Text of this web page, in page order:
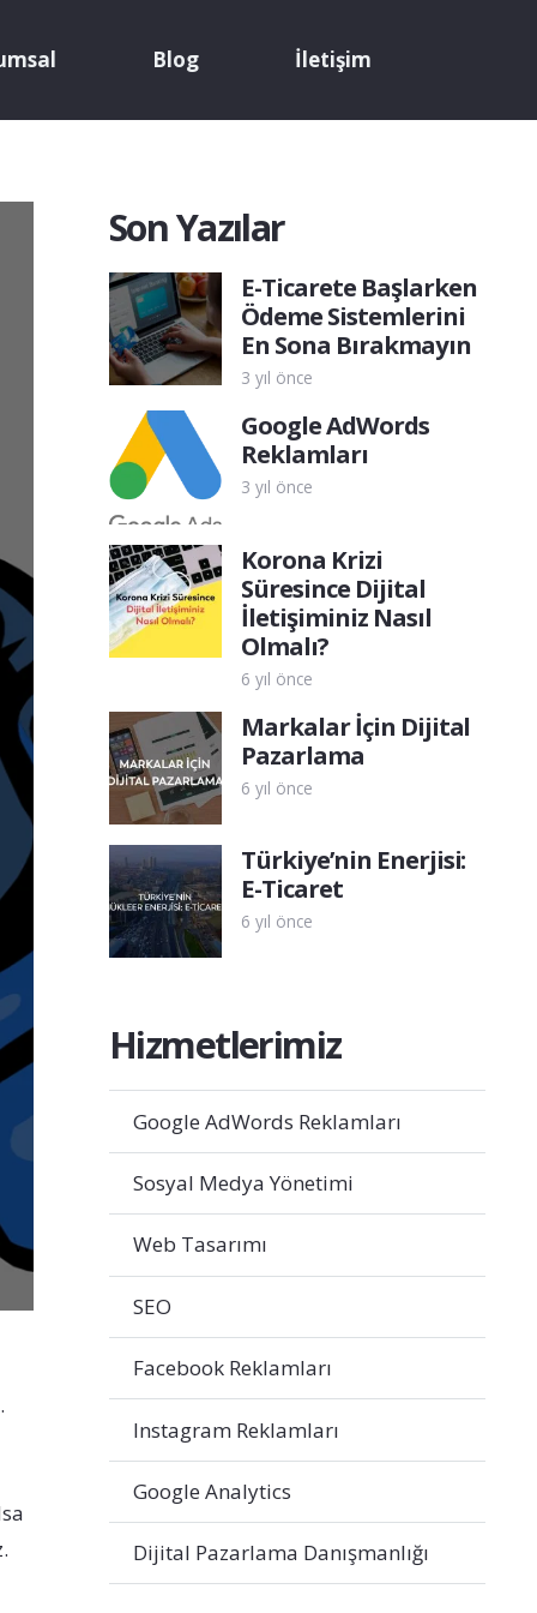
Blog İletişim
Son Yazılar
E-Ticarete Başlarken
Ödeme Sistemlerini
En Sona Bırakmayın
3 yıl önce
Google AdWords
Reklamları
3 yıl önce
Korona Krizi
Süresince Dijital
İletişiminiz Nasıl
Olmalı?
6 yıl önce
Markalar İçin Dijital
Pazarlama
6 yıl önce
Türkiye’nin Enerjisi:
E-Ticaret
6 yıl önce
Hizmetlerimiz
Google AdWords Reklamları
Sosyal Medya Yönetimi
Web Tasarımı
SEO
Facebook Reklamları
Instagram Reklamları
Google Analytics
Dijital Pazarlama Danışmanlığı